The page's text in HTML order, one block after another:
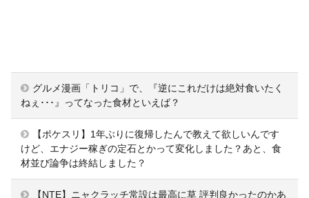
グルメ漫画「トリコ」で、『逆にこれだけは絶対食いたく
ねぇ･･･』ってなった食材といえば？
【ポケスリ】1年ぶりに復帰したんで教えて欲しいんです
けど、エナジー稼ぎの定石とかって変化しました？あと、食
材並び論争は終結しました？
【NTE】ニャクラッチ常設は最高に草 評判良かったのかあ